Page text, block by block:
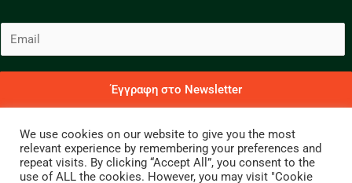
Έγγραφη στο Newsletter
Copyright 2023 © Γιώργος Α. Παπανδρέου
FacebookInstagramTwitter
We use cookies on our website to give you the most
relevant experience by remembering your preferences and
repeat visits. By clicking “Accept All”, you consent to the
use of ALL the cookies. However, you may visit "Cookie